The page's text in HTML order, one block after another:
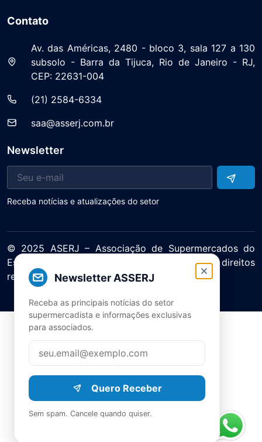
Newsletter ASSERJ
Receba as principais notícias do setor
supermercadista e informações exclusivas
para associados.
Quero Receber
Sem spam. Cancele quando quiser.
Contato
Av. das Américas, 2480 - bloco 3, sala 127 a 130
subsolo - Barra da Tijuca, Rio de Janeiro - RJ,
CEP: 22631-004
(21) 2584-6334
saa@asserj.com.br
Newsletter
Receba notícias e atualizações do setor
© 2025 ASERJ – Associação de Supermercados do
Estado do Rio de Janeiro. Todos os direitos
reservados.